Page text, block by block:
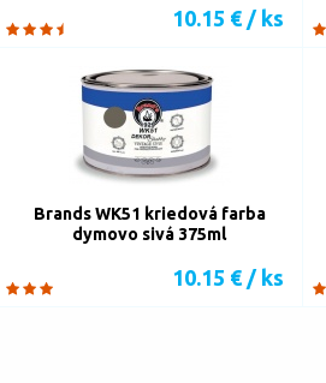
10.15 € / ks
Brands WK51 kriedová farba
dymovo sivá 375ml
10.15 € / ks